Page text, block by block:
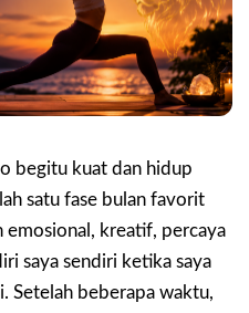
begitu kuat dan hidup
satu fase bulan favorit
emosional, kreatif, percaya
saya sendiri ketika saya
Setelah beberapa waktu,